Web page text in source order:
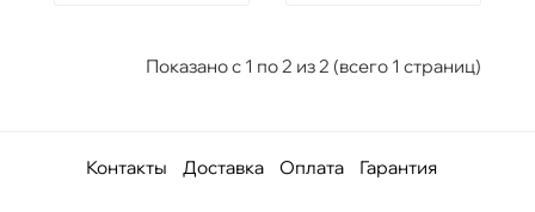
Показано с 1 по 2 из 2 (всего 1 страниц)
Контакты Доставка Оплата Гарантия